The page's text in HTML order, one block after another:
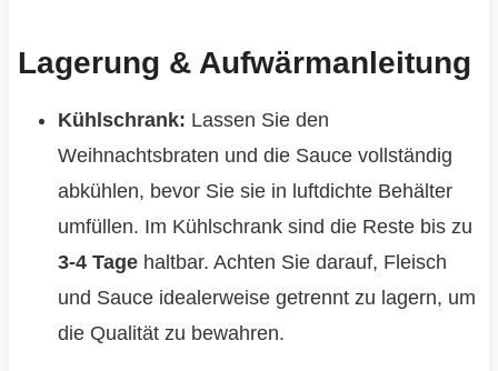
Lagerung & Aufwärmanleitung
Kühlschrank: Lassen Sie den
Weihnachtsbraten und die Sauce vollständig
abkühlen, bevor Sie sie in luftdichte Behälter
umfüllen. Im Kühlschrank sind die Reste bis zu
3-4 Tagehaltbar. Achten Sie darauf, Fleisch
und Sauce idealerweise getrennt zu lagern, um
die Qualität zu bewahren.